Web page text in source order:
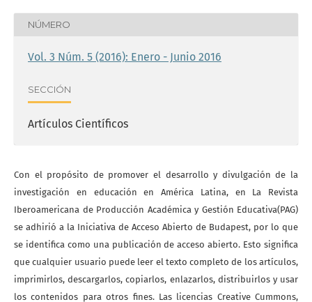
NÚMERO
Vol. 3 Núm. 5 (2016): Enero - Junio 2016
SECCIÓN
Artículos Científicos
Con el propósito de promover el desarrollo y divulgación de la
investigación en educación en América Latina, en La Revista
Iberoamericana de Producción Académica y Gestión Educativa(PAG)
se adhirió a la Iniciativa de Acceso Abierto de Budapest, por lo que
se identifica como una publicación de acceso abierto. Esto significa
que cualquier usuario puede leer el texto completo de los artículos,
imprimirlos, descargarlos, copiarlos, enlazarlos, distribuirlos y usar
los contenidos para otros fines. Las licencias Creative Cummons,